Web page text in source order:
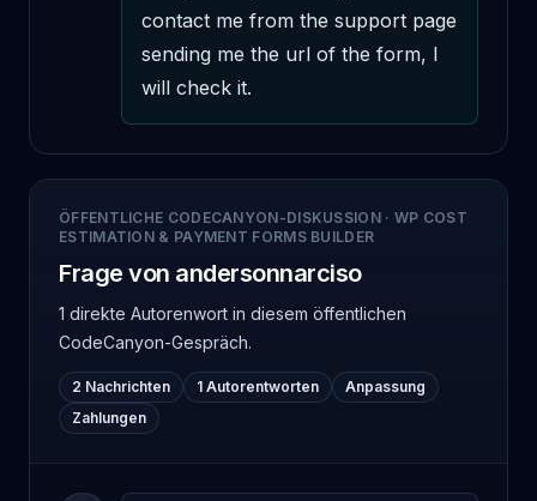
contact me from the support page
sending me the url of the form, I
will check it.
ÖFFENTLICHE CODECANYON-DISKUSSION· WP COST
ESTIMATION & PAYMENT FORMS BUILDER
Frage von andersonnarciso
1 direkte Autorenwort in diesem öffentlichen
CodeCanyon-Gespräch.
2 Nachrichten 1 Autorentworten
Anpassung
Zahlungen